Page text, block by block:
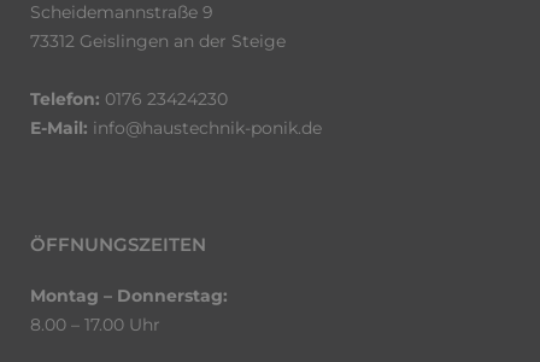
Scheidemannstraße 9
73312 Geislingen an der Steige
Telefon: 0176 23424230
E-Mail: info@haustechnik-ponik.de
ÖFFNUNGSZEITEN
Montag – Donnerstag:
8.00 – 17.00 Uhr